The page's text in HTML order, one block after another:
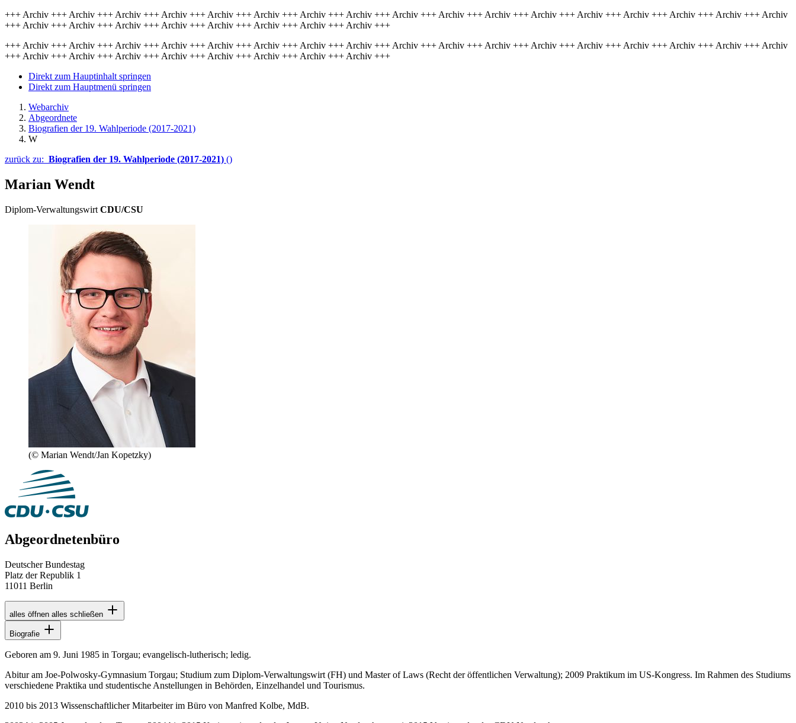
+++ Archiv +++ Archiv +++ Archiv +++ Archiv +++ Archiv +++ Archiv +++ Archiv +++ Archiv +++ Archiv +++ Archiv +++ Archiv +++ Archiv +++ Archiv +++ Archiv +++ Archiv +++ Archiv +++ Archiv
+++ Archiv +++ Archiv +++ Archiv +++ Archiv +++ Archiv +++ Archiv +++ Archiv +++ Archiv +++
+++ Archiv +++ Archiv +++ Archiv +++ Archiv +++ Archiv +++ Archiv +++ Archiv +++ Archiv +++ Archiv +++ Archiv +++ Archiv +++ Archiv +++ Archiv +++ Archiv +++ Archiv +++ Archiv +++ Archiv
+++ Archiv +++ Archiv +++ Archiv +++ Archiv +++ Archiv +++ Archiv +++ Archiv +++ Archiv +++
Direkt zum Hauptinhalt springen
Direkt zum Hauptmenü springen
Webarchiv
Abgeordnete
Biografien der 19. Wahlperiode (2017-2021)
W
zurück zu: Biografien der 19. Wahlperiode (2017-2021) ()
Marian Wendt
Diplom-Verwaltungswirt CDU/CSU
(© Marian Wendt/Jan Kopetzky)
Abgeordnetenbüro
Deutscher Bundestag
Platz der Republik 1
11011 Berlin
alles öffnen alles schließen
Biografie
Geboren am 9. Juni 1985 in Torgau; evangelisch-lutherisch; ledig.
Abitur am Joe-Polwosky-Gymnasium Torgau; Studium zum Diplom-Verwaltungswirt (FH) und Master of Laws (Recht der öffentlichen Verwaltung); 2009 Praktikum im US-Kongress. Im Rahmen des Studiums
verschiedene Praktika und studentische Anstellungen in Behörden, Einzelhandel und Tourismus.
2010 bis 2013 Wissenschaftlicher Mitarbeiter im Büro von Manfred Kolbe, MdB.